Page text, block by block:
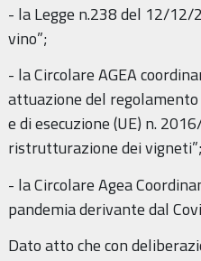
- la Legge n.238 del 12/12/
vino”;
- la Circolare AGEA
attuazione del
e di esecuzione (UE) n.
ristrutturazione dei vigneti”;
- la Circolare Agea
pandemia derivante dal
Dato atto che con